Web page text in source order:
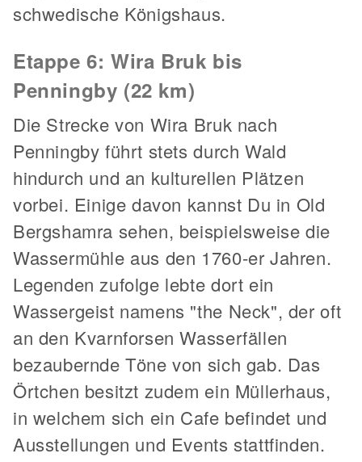
schwedische Königshaus.
Etappe 6: Wira Bruk bis
Penningby (22 km)
Die Strecke von Wira Bruk nach
Penningby führt stets durch Wald
hindurch und an kulturellen Plätzen
vorbei. Einige davon kannst Du in Old
Bergshamra sehen, beispielsweise die
Wassermühle aus den 1760-er Jahren.
Legenden zufolge lebte dort ein
Wassergeist namens "the Neck", der oft
an den Kvarnforsen Wasserfällen
bezaubernde Töne von sich gab. Das
Örtchen besitzt zudem ein Müllerhaus,
in welchem sich ein Cafe befindet und
Ausstellungen und Events stattfinden.